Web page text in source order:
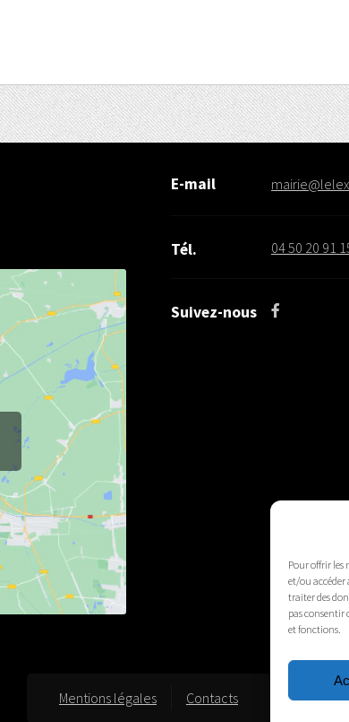
Pour offrir les
et/ou accéder
traiter des
pas consentir
et fonctions.
E-mail
Tél. 04 50 20 91
Suivez-nous
Mentions légales Contacts